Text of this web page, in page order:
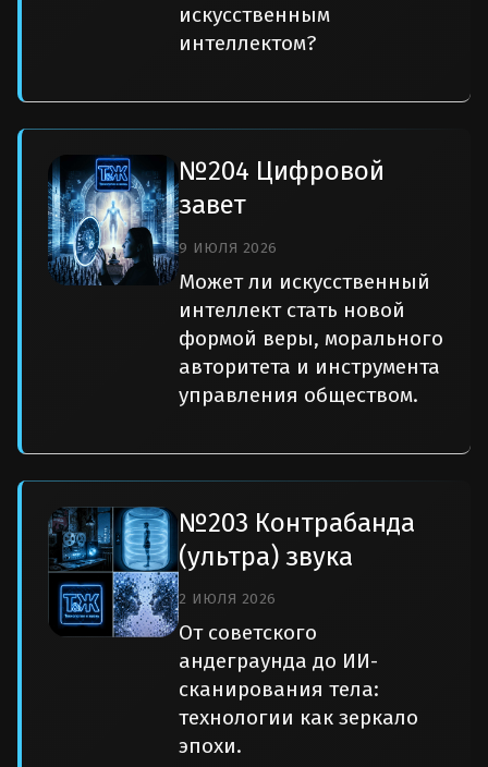
искусственным
интеллектом?
№204 Цифровой
завет
9 ИЮЛЯ 2026
Может ли искусственный
интеллект стать новой
формой веры, морального
авторитета и инструмента
управления обществом.
№203 Контрабанда
(ультра) звука
2 ИЮЛЯ 2026
От советского
андеграунда до ИИ-
сканирования тела:
технологии как зеркало
эпохи.